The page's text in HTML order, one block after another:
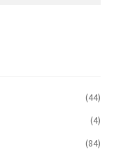
(44)
(4)
(84)